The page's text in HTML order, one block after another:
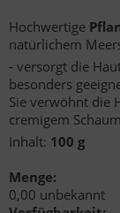
Hochwertige
natürlichem
- versorgt die
besonders
Sie verwöhnt die
cremigem
Inhalt: 100 g
Menge:
0,00 unbekannt